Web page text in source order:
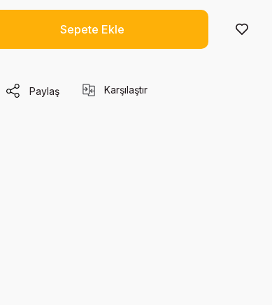
Sepete Ekle
Paylaş Karşılaştır